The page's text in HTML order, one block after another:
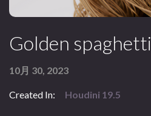
Golden spaghetti
10月 30, 2023
Created In: Houdini 19.5